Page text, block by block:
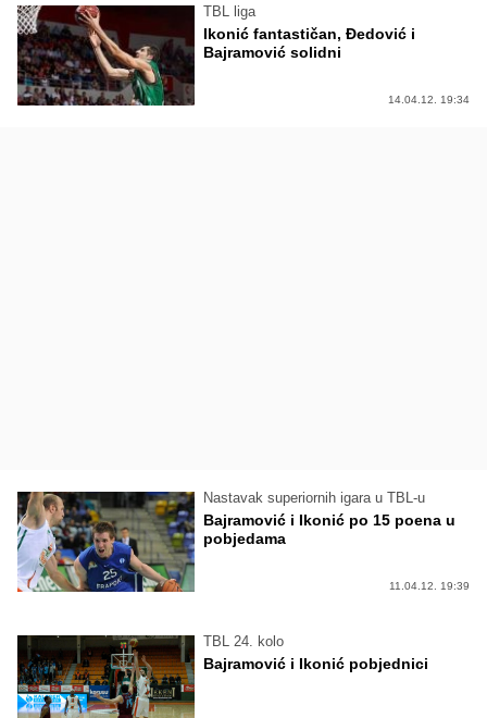
TBL liga
Ikonić fantastičan, Đedović i
Bajramović solidni
14.04.12. 19:34
Nastavak superiornih igara u TBL-u
Bajramović i Ikonić po 15 poena u
pobjedama
11.04.12. 19:39
TBL 24. kolo
Bajramović i Ikonić pobjednici